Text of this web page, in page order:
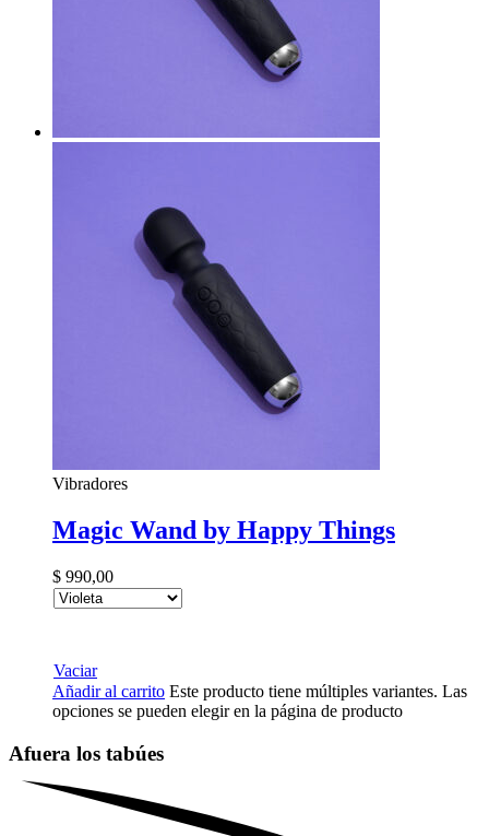
Vibradores
Magic Wand by Happy Things
$ 990,00
Vaciar
Añadir al carrito Este producto tiene múltiples variantes. Las
opciones se pueden elegir en la página de producto
Afuera los tabúes